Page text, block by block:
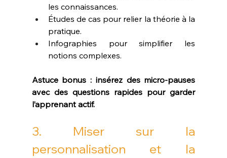
les connaissances.
Études de cas pour relier la théorie à la
pratique.
Infographies pour simplifier les
notions complexes.
Astuce bonus : insérez des micro-pauses
avec des questions rapides pour garder
l’apprenant actif.
3. Miser sur la
personnalisation et la